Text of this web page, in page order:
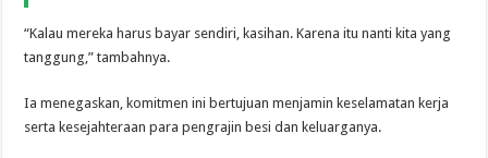
“Kalau mereka harus bayar sendiri, kasihan. Karena itu nanti kita yang
tanggung,” tambahnya.
Ia menegaskan, komitmen ini bertujuan menjamin keselamatan kerja
serta kesejahteraan para pengrajin besi dan keluarganya.